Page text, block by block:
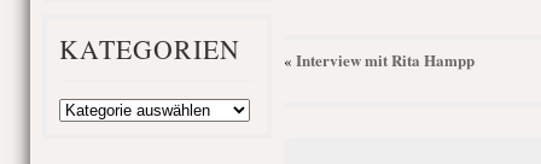
KATEGORIEN
Kategorien
« Interview mit Rita Hampp